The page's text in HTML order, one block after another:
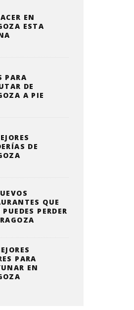
EN
ESTA
PARA
DE
A PIE
DE
QUE
PERDER
PARA
EN